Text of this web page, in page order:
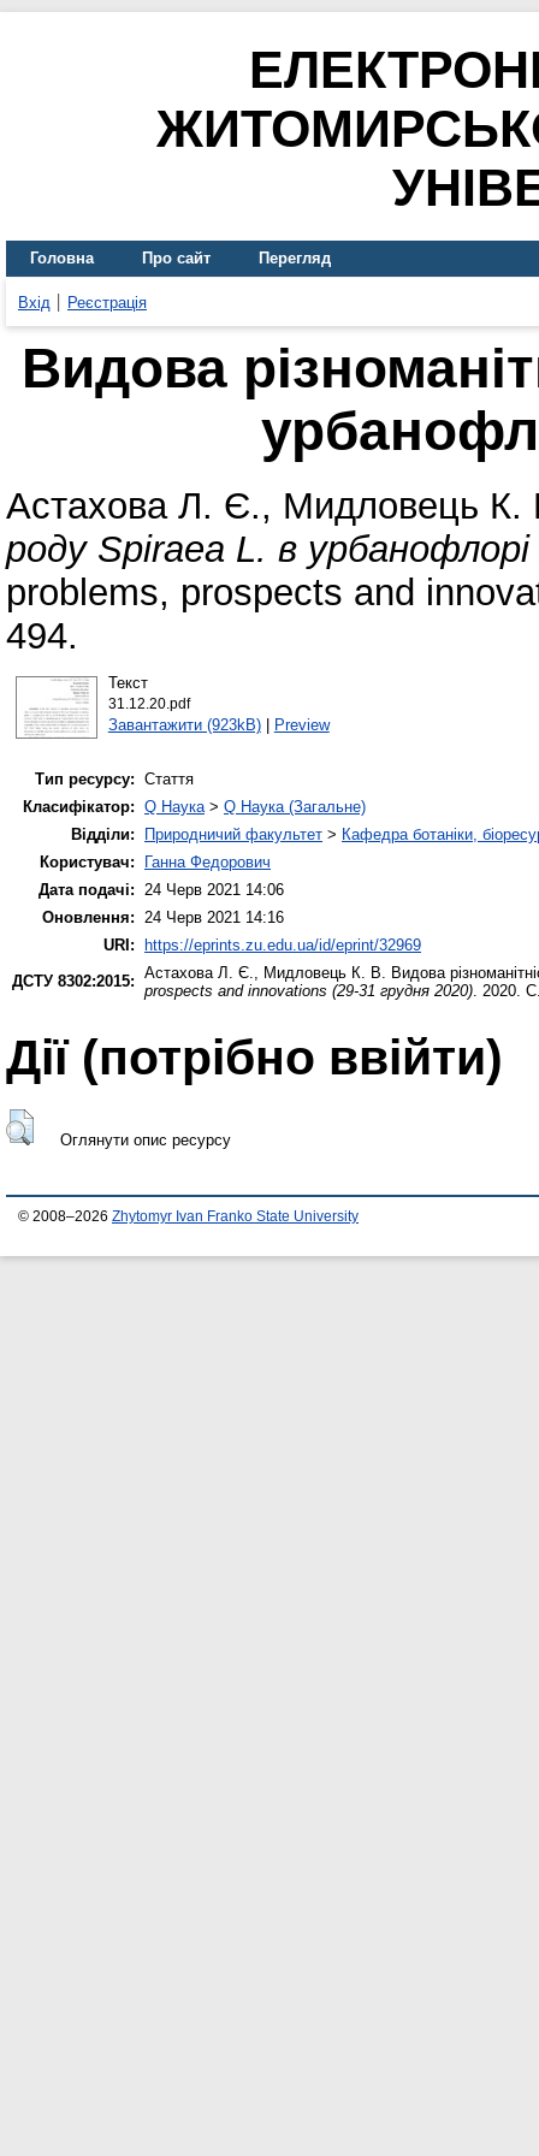
Головна Про сайт Перегляд
Вхід Реєстрація
Видова
Астахова Л. Є., Мидловець К.
роду Spiraea L. в
problems, prospects and
494.
Текст
31.12.20.pdf
Завантажити (923kB)| Preview
Тип ресурсу: Стаття
Класифікатор: Q Наука> Q Наука (Загальне)
Відділи:
Природничий факультет > Кафедра ботаніки,
Користувач:
Ганна Федорович
Дата подачі: 24 Черв 2021 14:06
Оновлення: 24 Черв 2021 14:16
URI:
https://eprints.zu.edu.ua/id/eprint/32969
ДСТУ 8302:2015: Астахова Л. Є., Мидловець К. В. Видова
prospects and innovations (29-31 грудня 2020). 2020.
Дії ​​(потрібно ввійти)
Оглянути опис ресурсу
© 2008–2026 Zhytomyr Ivan Franko State University